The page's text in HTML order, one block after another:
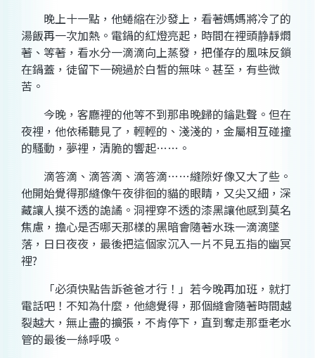
晚上十一點，他蜷縮在沙發上，看著媽媽將冷了的
湯飯再一次加熱。電鍋的紅燈亮起，時間在裡頭静靜燜
著、等著，看水分一滴滴向上蒸發，把僅存的風味反鎖
在鍋蓋，徒留下一碗過於白皙的無味。甚至，有些微
苦。
今晚，客廳裡的他等不到那串晚歸的鑰匙聲。但在
夜裡，他依稀聽見了，輕輕的、淺淺的，金屬相互碰撞
的騷動，夢裡，清脆的響起……。
滴答滴、滴答滴、滴答滴……縫隙好像又大了些。
他開始覺得那縫像午夜徘徊的貓的眼睛，又尖又細，深
藏讓人摸不透的詭譎。洞裡穿不透的漆黑讓他感到莫名
焦慮，擔心是否哪天那樣的黑暗會隨著水珠一滴滴墜
落，日日夜夜，最後把這個家沉入一片不見五指的幽冥
裡?
「必須快點告訴爸爸才行！」若今晚再加班，就打
電話吧！不知為什麼，他總覺得，那個縫會隨著時間越
裂越大，無止盡的擴張，不肯停下，直到奪走那垂老水
管的最後一絲呼吸。